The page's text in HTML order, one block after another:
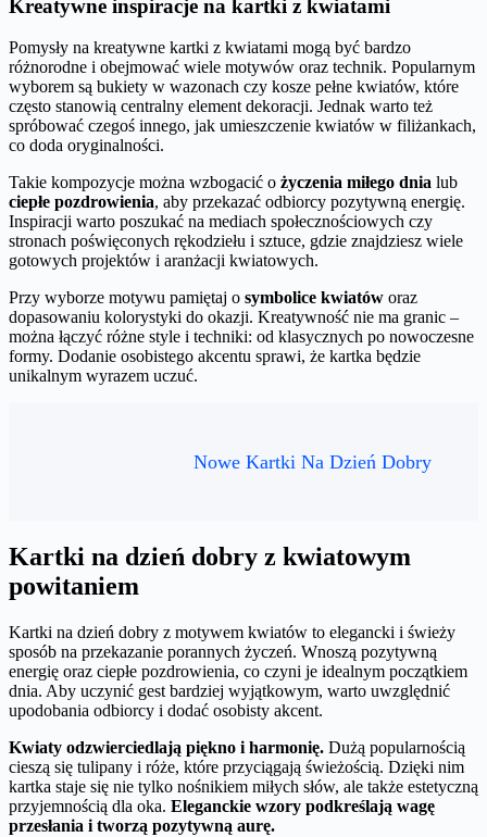
Kreatywne inspiracje na kartki z kwiatami
Pomysły na kreatywne kartki z kwiatami mogą być bardzo
różnorodne i obejmować wiele motywów oraz technik. Popularnym
wyborem są bukiety w wazonach czy kosze pełne kwiatów, które
często stanowią centralny element dekoracji. Jednak warto też
spróbować czegoś innego, jak umieszczenie kwiatów w filiżankach,
co doda oryginalności.
Takie kompozycje można wzbogacić o życzenia miłego dnia lub
ciepłe pozdrowienia, aby przekazać odbiorcy pozytywną energię.
Inspiracji warto poszukać na mediach społecznościowych czy
stronach poświęconych rękodziełu i sztuce, gdzie znajdziesz wiele
gotowych projektów i aranżacji kwiatowych.
Przy wyborze motywu pamiętaj o symbolice kwiatów oraz
dopasowaniu kolorystyki do okazji. Kreatywność nie ma granic –
można łączyć różne style i techniki: od klasycznych po nowoczesne
formy. Dodanie osobistego akcentu sprawi, że kartka będzie
unikalnym wyrazem uczuć.
Nowe Kartki Na Dzień Dobry
Kartki na dzień dobry z kwiatowym
powitaniem
Kartki na dzień dobry z motywem kwiatów to elegancki i świeży
sposób na przekazanie porannych życzeń. Wnoszą pozytywną
energię oraz ciepłe pozdrowienia, co czyni je idealnym początkiem
dnia. Aby uczynić gest bardziej wyjątkowym, warto uwzględnić
upodobania odbiorcy i dodać osobisty akcent.
Kwiaty odzwierciedlają piękno i harmonię. Dużą popularnością
cieszą się tulipany i róże, które przyciągają świeżością. Dzięki nim
kartka staje się nie tylko nośnikiem miłych słów, ale także estetyczną
przyjemnością dla oka. Eleganckie wzory podkreślają wagę
przesłania i tworzą pozytywną aurę.